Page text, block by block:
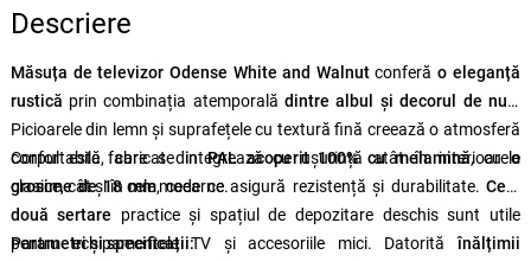
Descriere
Măsuța de televizor Odense White and Walnutconferă o eleganță
rustică prin combinația atemporală dintre albul și decorul de nuc.
Picioarele din lemn și suprafețele cu textură fină creează o atmosferă
confortabilă, care se integrează cu ușurință atât în interioarele
clasice, cât și în cele moderne.
Corpul este fabricat dinPAL acoperit 100% cu melamină, cuo
grosime de 18 mm, ceea ce asigură rezistență și durabilitate. Cele
două sertare practice și spațiul de depozitare deschis sunt utile
pentru echipamentele TV și accesoriile mici. Datorităînălțimii
Parametri și specificații: